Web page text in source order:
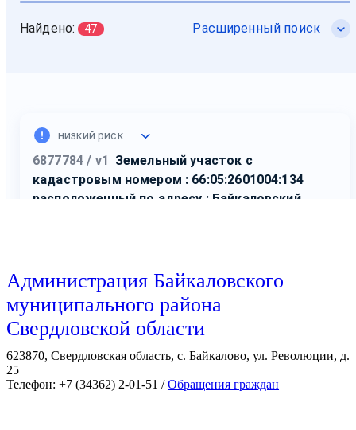
Администрация Байкаловского
муниципального района
Свердловской области
623870, Свердловская область, с. Байкалово, ул. Революции, д.
25
Телефон: +7 (34362) 2-01-51 /Обращения граждан